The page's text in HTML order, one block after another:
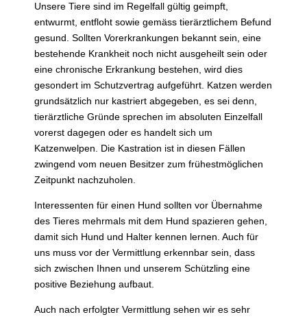
Unsere Tiere sind im Regelfall gültig geimpft,
entwurmt, entfloht sowie gemäss tierärztlichem Befund
gesund. Sollten Vorerkrankungen bekannt sein, eine
bestehende Krankheit noch nicht ausgeheilt sein oder
eine chronische Erkrankung bestehen, wird dies
gesondert im Schutzvertrag aufgeführt. Katzen werden
grundsätzlich nur kastriert abgegeben, es sei denn,
tierärztliche Gründe sprechen im absoluten Einzelfall
vorerst dagegen oder es handelt sich um
Katzenwelpen. Die Kastration ist in diesen Fällen
zwingend vom neuen Besitzer zum frühestmöglichen
Zeitpunkt nachzuholen.
Interessenten für einen Hund sollten vor Übernahme
des Tieres mehrmals mit dem Hund spazieren gehen,
damit sich Hund und Halter kennen lernen. Auch für
uns muss vor der Vermittlung erkennbar sein, dass
sich zwischen Ihnen und unserem Schützling eine
positive Beziehung aufbaut.
Auch nach erfolgter Vermittlung sehen wir es sehr